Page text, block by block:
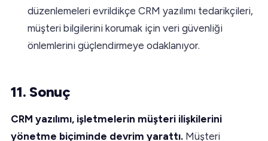
düzenlemeleri evrildikçe CRM yazılımı tedarikçileri,
müşteri bilgilerini korumak için veri güvenliği
önlemlerini güçlendirmeye odaklanıyor.
11. Sonuç
CRM yazılımı, işletmelerin müşteri ilişkilerini
yönetme biçiminde devrim yarattı. Müşteri